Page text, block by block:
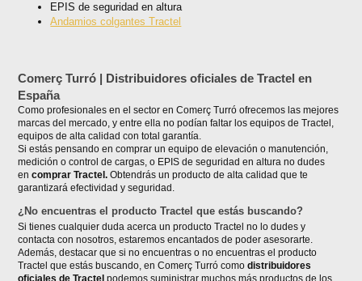
EPIS de seguridad en altura
Andamios colgantes Tractel
Comerç Turró | Distribuidores oficiales de Tractel en
España
Como profesionales en el sector en Comerç Turró ofrecemos las mejores
marcas del mercado, y entre ella no podían faltar los equipos de Tractel,
equipos de alta calidad con total garantía.
Si estás pensando en comprar un equipo de elevación o manutención,
medición o control de cargas, o EPIS de seguridad en altura no dudes
encomprar Tractel.Obtendrás un producto de alta calidad que te
garantizará efectividad y seguridad.
¿No encuentras el producto Tractel que estás buscando?
Si tienes cualquier duda acerca un producto Tractel no lo dudes y
contacta con nosotros, estaremos encantados de poder asesorarte.
Además, destacar que si no encuentras o no encuentras el producto
Tractel que estás buscando, en Comerç Turró comodistribuidores